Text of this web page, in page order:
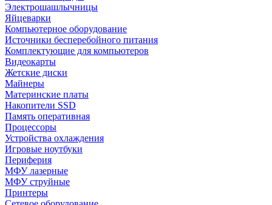
Электрошашлычницы
Яйцеварки
Компьютерное оборудование
Источники бесперебойного питания
Комплектующие для компьютеров
Видеокарты
Жетские диски
Майнеры
Материнские платы
Накопители SSD
Память оперативная
Процессоры
Устройства охлаждения
Игровые ноутбуки
Периферия
МФУ лазерные
МФУ струйные
Принтеры